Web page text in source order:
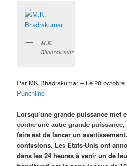
M.K.
Bhadrakumar
Par MK Bhadrakumar – Le 28
Punchline
Lorsqu’une grande puissance met
contre une autre grande
faire est de lancer un
confusions. Les États-Unis ont
dans les 24 heures à venir un de